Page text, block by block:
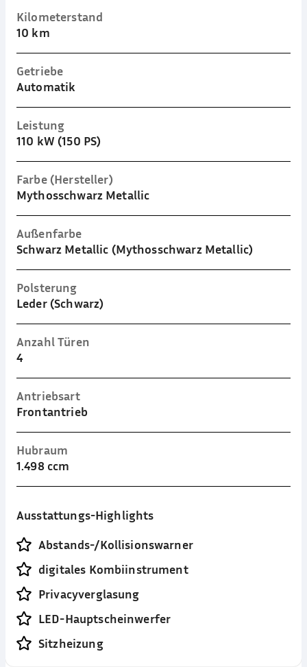
Kilometerstand
10 km
Getriebe
Automatik
Leistung
110 kW (150 PS)
Farbe (Hersteller)
Mythosschwarz Metallic
Außenfarbe
Schwarz Metallic (Mythosschwarz Metallic)
Polsterung
Leder (Schwarz)
Anzahl Türen
4
Antriebsart
Frontantrieb
Hubraum
1.498 ccm
Ausstattungs-Highlights
Abstands-/Kollisionswarner
digitales Kombiinstrument
Privacyverglasung
LED-Hauptscheinwerfer
Sitzheizung